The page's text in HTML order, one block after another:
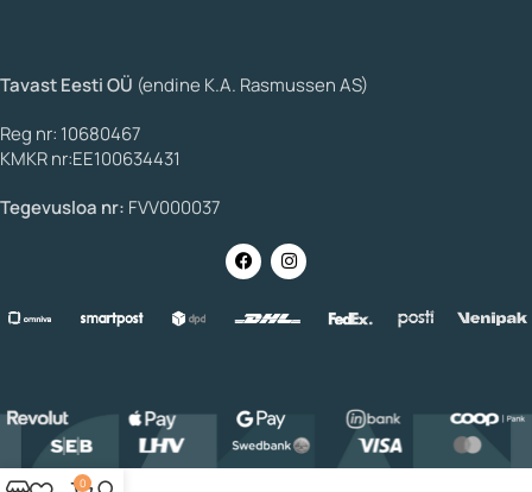
Tavast Eesti OÜ (endine K.A. Rasmussen AS)
Reg nr: 10680467
KMKR nr:EE100634431
Tegevusloa nr: FVV000037
0